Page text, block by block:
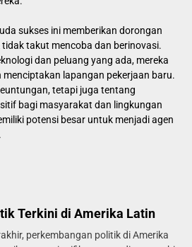
sukses ini memberikan dorongan
takut mencoba dan berinovasi.
dan peluang yang ada, mereka
lapangan pekerjaan baru.
tetapi juga tentang
bagi masyarakat dan lingkungan
potensi besar untuk menjadi agen
Terkini di Amerika Latin
perkembangan politik di Amerika